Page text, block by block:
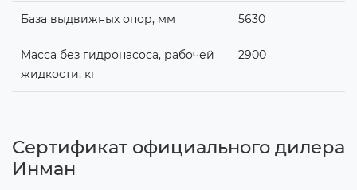
База выдвижных опор, мм 5630
Масса без гидронасоса, рабочей
жидкости, кг
2900
Сертификат официального дилера
Инман